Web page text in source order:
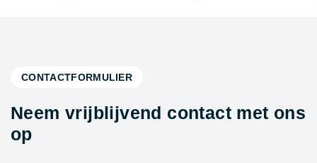
CONTACTFORMULIER
Neem vrijblijvend contact met ons
op